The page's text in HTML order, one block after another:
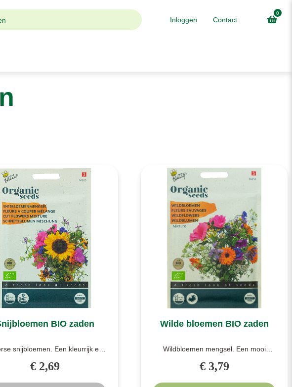
0
Contact
Inloggen
BIO zaden
snijbloemen. Een kleurrijk en
een..
€ 2,69
Wilde bloemen BIO zaden
Wildbloemen mengsel. Een mooi
voor in ..
€ 3,79